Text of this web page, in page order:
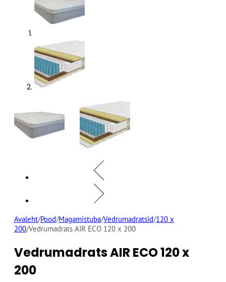
Avaleht/Pood/Magamistuba/Vedrumadratsid/120 x
200/Vedrumadrats AIR ECO 120 x 200
Vedrumadrats AIR ECO 120 x
200